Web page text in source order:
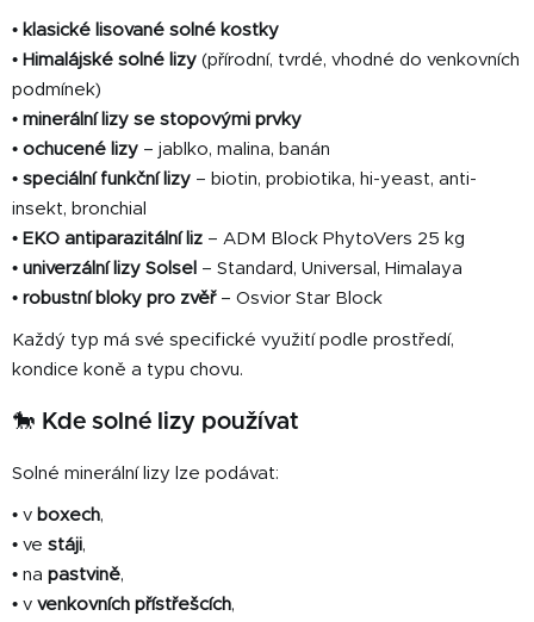
• klasické lisované solné kostky
• Himalájské solné lizy (přírodní, tvrdé, vhodné do venkovních
podmínek)
• minerální lizy se stopovými prvky
• ochucené lizy – jablko, malina, banán
• speciální funkční lizy – biotin, probiotika, hi-yeast, anti-
insekt, bronchial
• EKO antiparazitální liz – ADM Block PhytoVers 25 kg
• univerzální lizy Solsel – Standard, Universal, Himalaya
• robustní bloky pro zvěř– Osvior Star Block
Každý typ má své specifické využití podle prostředí,
kondice koně a typu chovu.
🐎 Kde solné lizy používat
Solné minerální lizy lze podávat:
• v boxech,
• ve stáji,
• na pastvině,
• v venkovních přístřešcích,